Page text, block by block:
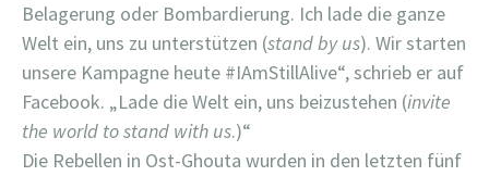
Belagerung oder Bombardierung. Ich lade die ganze
Welt ein, uns zu unterstützen (stand by us). Wir starten
unsere Kampagne heute #IAmStillAlive“, schrieb er auf
Facebook. „Lade die Welt ein, uns beizustehen (invite
the world to stand with us.)“
Die Rebellen in Ost-Ghouta wurden in den letzten fünf